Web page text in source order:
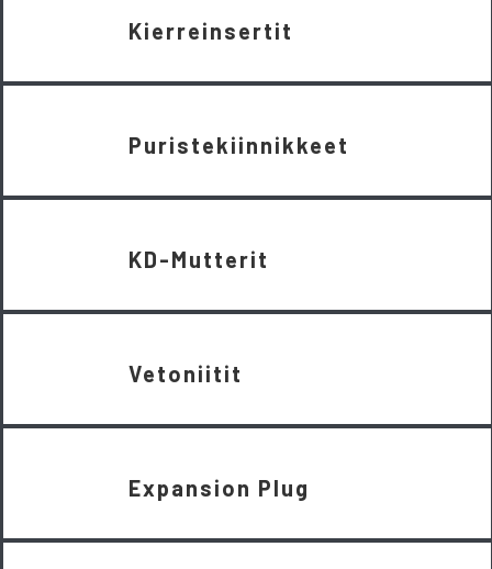
Kierreinsertit
Puristekiinnikkeet
KD-Mutterit
Vetoniitit
Expansion Plug